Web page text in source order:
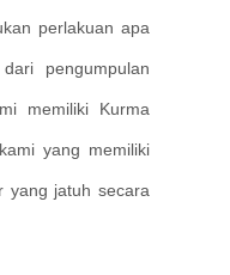
perlakuan apa
pengumpulan
memiliki Kurma
yang memiliki
yang jatuh secara